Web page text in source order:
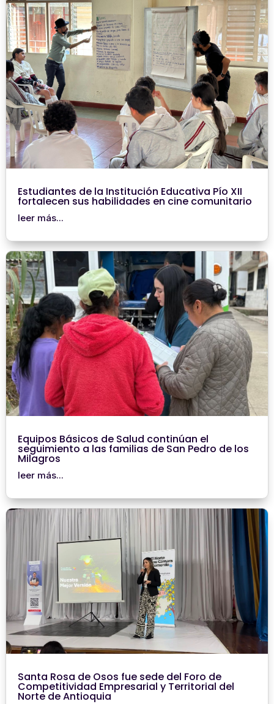
Estudiantes de la Institución Educativa Pío XII
fortalecen sus habilidades en cine comunitario
leer más...
Equipos Básicos de Salud continúan el
seguimiento a las familias de San Pedro de los
Milagros
leer más...
Santa Rosa de Osos fue sede del Foro de
Competitividad Empresarial y Territorial del
Norte de Antioquia